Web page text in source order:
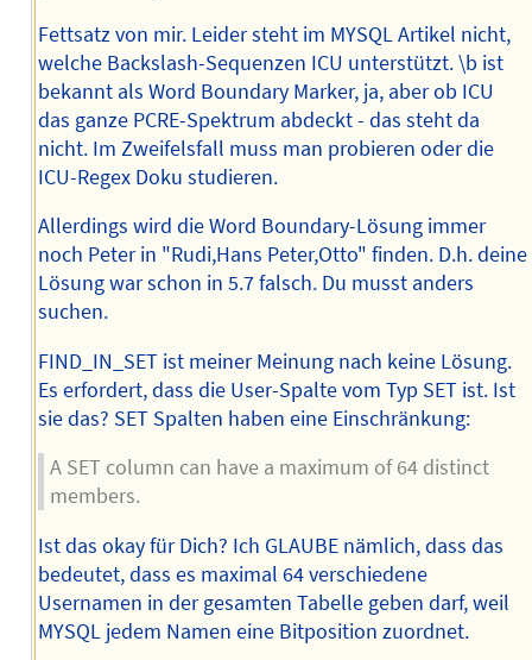
Fettsatz von mir. Leider steht im MYSQL Artikel nicht,
welche Backslash-Sequenzen ICU unterstützt. \b ist
bekannt als Word Boundary Marker, ja, aber ob ICU
das ganze PCRE-Spektrum abdeckt - das steht da
nicht. Im Zweifelsfall muss man probieren oder die
ICU-Regex Doku studieren.
Allerdings wird die Word Boundary-Lösung immer
noch Peter in "Rudi,Hans Peter,Otto" finden. D.h. deine
Lösung war schon in 5.7 falsch. Du musst anders
suchen.
FIND_IN_SET ist meiner Meinung nach keine Lösung.
Es erfordert, dass die User-Spalte vom Typ SET ist. Ist
sie das? SET Spalten haben eine Einschränkung:
A SET column can have a maximum of 64 distinct
members.
Ist das okay für Dich? Ich GLAUBE nämlich, dass das
bedeutet, dass es maximal 64 verschiedene
Usernamen in der gesamten Tabelle geben darf, weil
MYSQL jedem Namen eine Bitposition zuordnet.